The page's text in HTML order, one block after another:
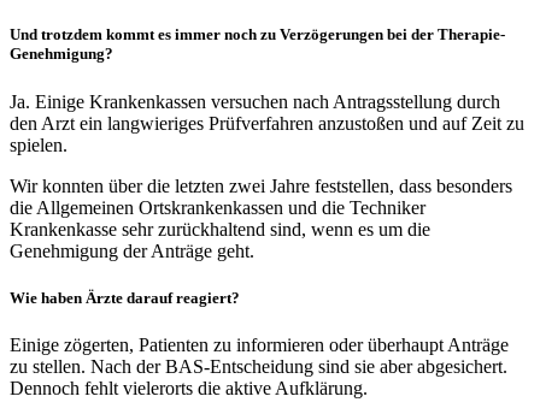
Und trotzdem kommt es immer noch zu Verzögerungen bei der Therapie-
Genehmigung?
Ja. Einige Krankenkassen versuchen nach Antragsstellung durch
den Arzt ein langwieriges Prüfverfahren anzustoßen und auf Zeit zu
spielen.
Wir konnten über die letzten zwei Jahre feststellen, dass besonders
die Allgemeinen Ortskrankenkassen und die Techniker
Krankenkasse sehr zurückhaltend sind, wenn es um die
Genehmigung der Anträge geht.
Wie haben Ärzte darauf reagiert?
Einige zögerten, Patienten zu informieren oder überhaupt Anträge
zu stellen. Nach der BAS-Entscheidung sind sie aber abgesichert.
Dennoch fehlt vielerorts die aktive Aufklärung.